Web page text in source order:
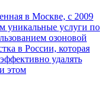
в Москве, с 2009
уникальные услуги по
озоновой
в России, которая
удалять
этом